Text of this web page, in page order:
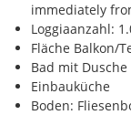
immediately
Loggiaanzahl:
Fläche Balkon/
Bad mit Dusche
Einbauküche
Boden: